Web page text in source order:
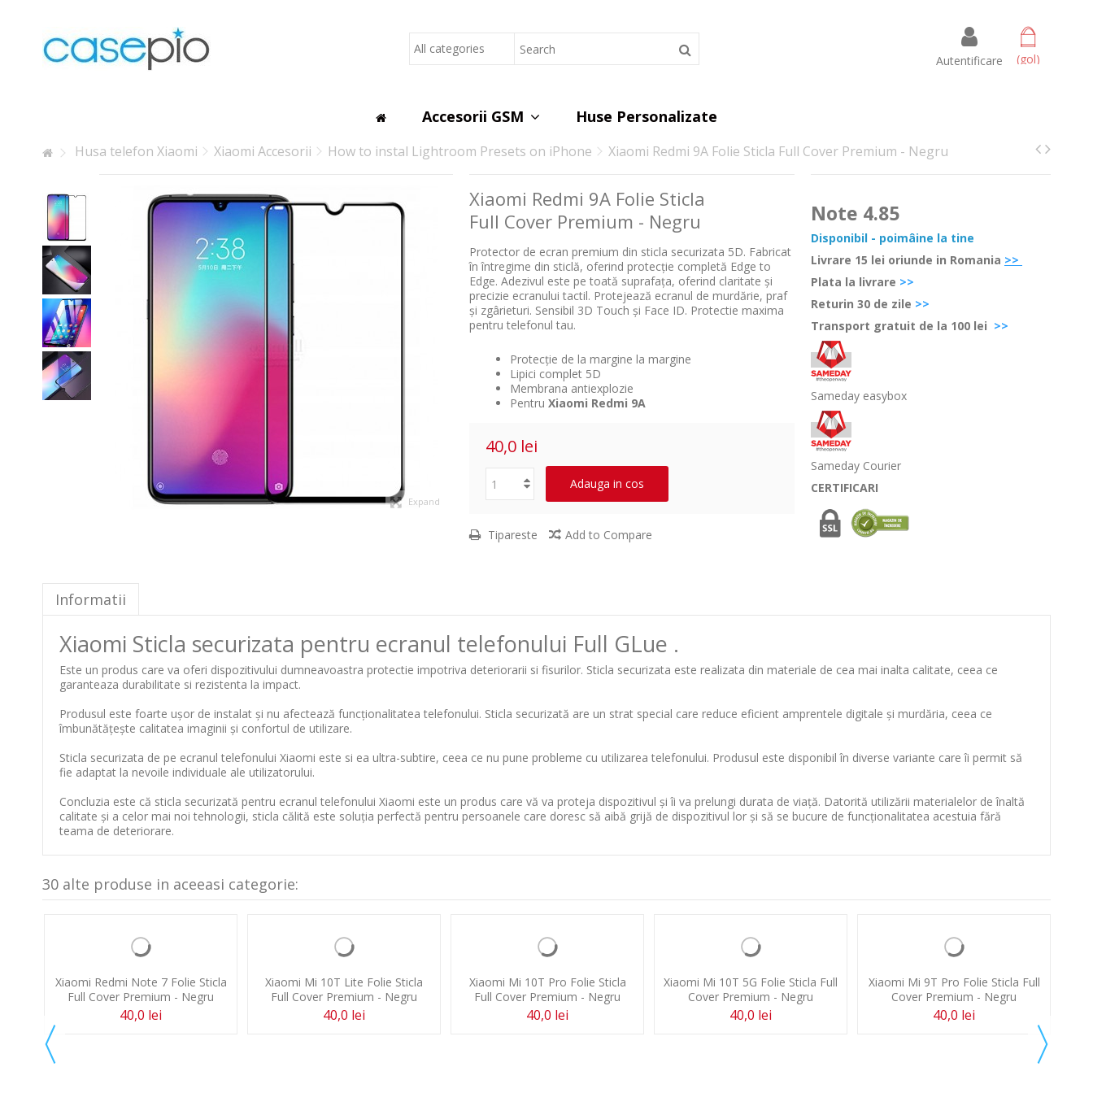
Lorem ipsum dolor sit amet, consectetur adipisicing elit, sed do eiusmod tempor incididunt ut
labore et dolore magna aliqua. Ut enim ad minim veniam, quis nostrud exercitation ullamco
laboris nisi ut aliquip ex ea commodo consequat.
Lorem ipsum dolor sit amet, consectetur adipisicing elit, sed do eiusmod tempor incididunt ut
labore et dolore magna aliqua. Ut enim ad minim veniam, quis nostrud exercitation ullamco
(gol)
Autentificare
Accesorii GSM Huse Personalizate
Husa telefon Xiaomi Xiaomi Accesorii How to instal Lightroom Presets on iPhone Xiaomi Redmi 9A Folie Sticla Full Cover Premium - Negru
Expand
Xiaomi Redmi 9A Folie Sticla
Full Cover Premium - Negru
Protector de ecran premium din sticla securizata 5D. Fabricat
în întregime din sticlă, oferind protecție completă Edge to
Edge. Adezivul este pe toată suprafața, oferind claritate și
precizie ecranului tactil. Protejează ecranul de murdărie, praf
și zgârieturi. Sensibil 3D Touch și Face ID. Protectie maxima
pentru telefonul tau.
Protecție de la margine la margine
Lipici complet 5D
Membrana antiexplozie
Pentru Xiaomi Redmi 9A
40,0 lei
Adauga in cos
Tipareste Add to Compare
Note 4.85
Disponibil - poimâine la tine
Livrare 15 lei oriunde in Romania >>
Plata la livrare >>
Returin 30 de zile >>
Transport gratuit de la 100 lei >>
Sameday easybox
Sameday Courier
CERTIFICARI
Informatii
Xiaomi Sticla securizata pentru ecranul telefonului Full GLue .
Este un produs care va oferi dispozitivului dumneavoastra protectie impotriva deteriorarii si fisurilor. Sticla securizata este realizata din materiale de cea mai inalta calitate, ceea ce
garanteaza durabilitate si rezistenta la impact.
Produsul este foarte ușor de instalat și nu afectează funcționalitatea telefonului. Sticla securizată are un strat special care reduce eficient amprentele digitale și murdăria, ceea ce
îmbunătățește calitatea imaginii și confortul de utilizare.
Sticla securizata de pe ecranul telefonului Xiaomi este si ea ultra-subtire, ceea ce nu pune probleme cu utilizarea telefonului. Produsul este disponibil în diverse variante care îi permit să
fie adaptat la nevoile individuale ale utilizatorului.
Concluzia este că sticla securizată pentru ecranul telefonului Xiaomi este un produs care vă va proteja dispozitivul și îi va prelungi durata de viață. Datorită utilizării materialelor de înaltă
calitate și a celor mai noi tehnologii, sticla călită este soluția perfectă pentru persoanele care doresc să aibă grijă de dispozitivul lor și să se bucure de funcționalitatea acestuia fără
teama de deteriorare.
30 alte produse in aceeasi categorie:
Xiaomi Mi 10T Pro Folie Sticla
Full Cover Premium - Negru
40,0 lei